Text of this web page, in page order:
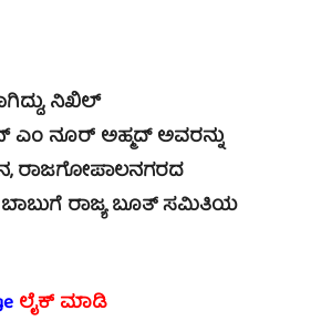
ನಿಖಿಲ್
ಎಂ ನೂರ್ ಅಹ್ಮದ್ ಅವರನ್ನು
ರಾಜಗೋಪಾಲನಗರದ
ರಾಜ್ಯ ಬೂತ್ ಸಮಿತಿಯ
ಲೈಕ್ ಮಾಡಿ